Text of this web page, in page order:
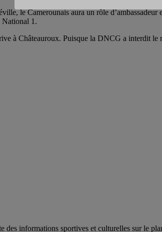
le Camerounais aura un rôle
National 1.
à Châteauroux. Puisque la DNCG a interdit le
des informations sportives et culturelles sur le